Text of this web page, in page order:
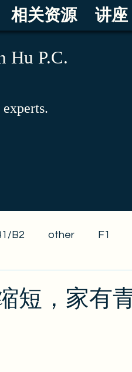
相关资源 讲座
Hu P.C.
B2 other F1
短，家有